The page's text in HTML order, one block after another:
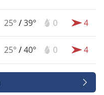
25° /39° 0 4
25° /40° 0 4